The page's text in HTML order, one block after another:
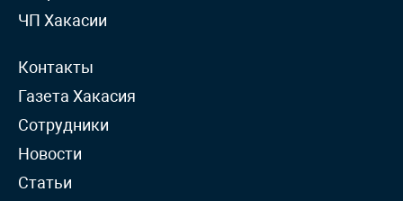
ЧП Хакасии
Контакты
Газета Хакасия
Сотрудники
Новости
Статьи